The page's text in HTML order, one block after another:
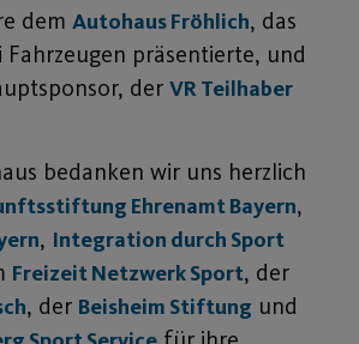
dem Autohaus Fröhlich, das
Fahrzeugen präsentierte, und
der VR Teilhaber
bedanken wir uns herzlich
Ehrenamt Bayern,
, Integration durch Sport
Freizeit Netzwerk Sport, der
, der Beisheim Stiftung und